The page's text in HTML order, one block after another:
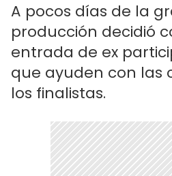
A pocos días de la
producción decidió
entrada de ex
que ayuden con las
los finalistas.